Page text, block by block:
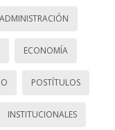
ADMINISTRACIÓN
ECONOMÍA
POSTÍTULOS
INSTITUCIONALES